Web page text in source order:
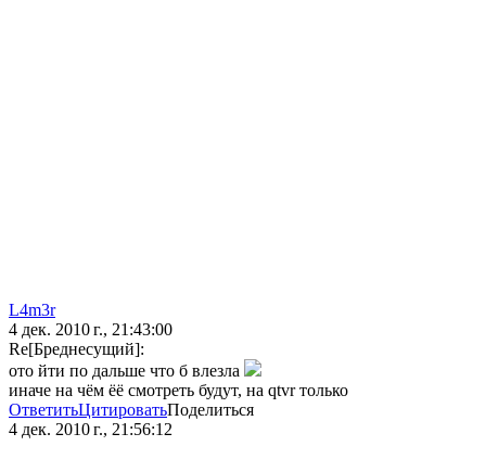
L4m3r
4 дек. 2010 г., 21:43:00
Re[Бреднесущий]:
ото йти по дальше что б влезла
иначе на чём ёё смотреть будут, на qtvr только
ОтветитьЦитироватьПоделиться
4 дек. 2010 г., 21:56:12